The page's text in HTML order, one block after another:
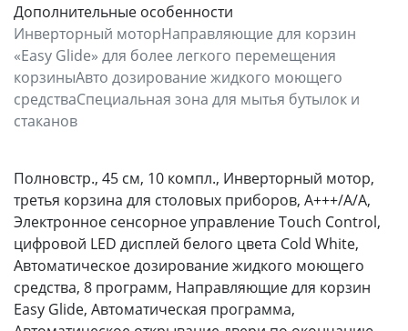
Дополнительные особенности
Инверторный моторНаправляющие для корзин
«Easy Glide» для более легкого перемещения
корзиныАвто дозирование жидкого моющего
средстваСпециальная зона для мытья бутылок и
стаканов
Полновстр., 45 см, 10 компл., Инверторный мотор,
третья корзина для столовых приборов, А+++/A/A,
Электронное сенсорное управление Touch Control,
цифровой LED дисплей белого цвета Cold White,
Автоматическое дозирование жидкого моющего
средства, 8 программ, Направляющие для корзин
Easy Glide, Автоматическая программа,